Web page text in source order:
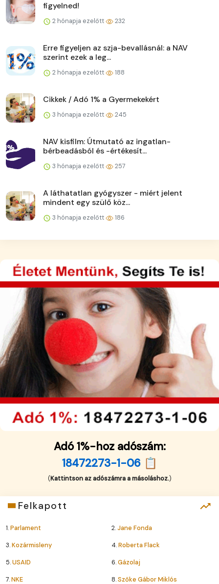
figyelned!
2 hónapja ezelőtt 232
Erre figyeljen az szja-bevallásnál: a NAV
szerint ezek a leg...
2 hónapja ezelőtt 188
Cikkek / Adó 1% a Gyermekekért
3 hónapja ezelőtt 245
NAV kisfilm: Útmutató az ingatlan-
bérbeadásból és -értékesít...
3 hónapja ezelőtt 257
A láthatatlan gyógyszer - miért jelent
mindent egy szülő köz...
3 hónapja ezelőtt 186
Adó 1%-hoz adószám:
18472273-1-06 📋
(Kattintson az adószámra a másoláshoz.)
Felkapott
1.Parlament 2.Jane Fonda
3.Kozármisleny 4.Roberta Flack
5.USAID 6.Gázolaj
7.NKE 8.Szőke Gábor Miklós